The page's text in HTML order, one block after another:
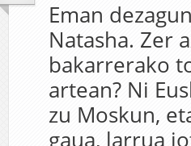
Eman
Natasha. Zer
bakarrerako
artean? Ni
zu Moskun,
gaua, larrua